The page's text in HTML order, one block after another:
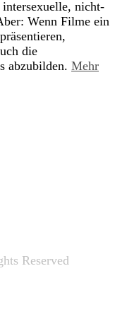
nicht-
Wenn Filme ein
die
abzubilden. Mehr
Reserved